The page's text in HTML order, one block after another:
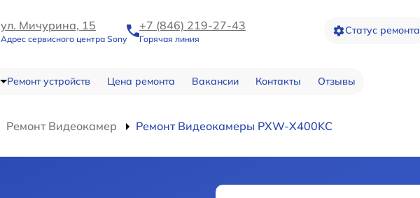
ул. Мичурина, 15
Адрес сервисного центра Sony
+7 (846) 219-27-43
Горячая линия
Статус ремонта
Ремонт устройств Цена ремонта Вакансии Контакты Отзывы
Ремонт Видеокамер Ремонт Видеокамеры PXW-X400KC